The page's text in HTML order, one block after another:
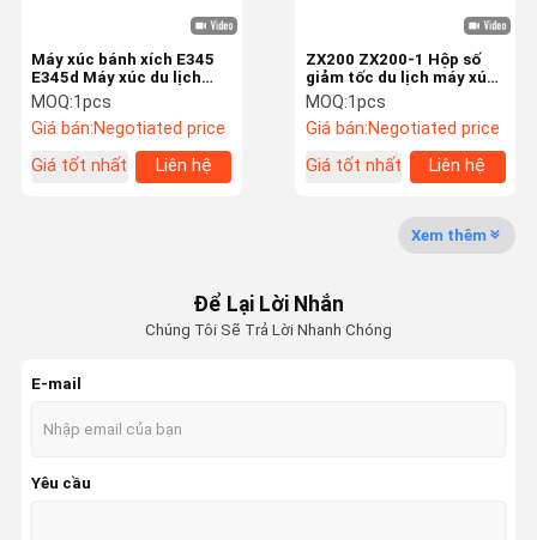
Sản Phẩm Về Chúng Tôi
Chuyến
Tham Quan
Kiểm Soát
Chất Lượng
Liên Hệ Với
Tin Tức
ZX200 ZX200-1 Hộp số
giảm tốc du lịch máy xúc
đào 9195447
MOQ:1pcs
Giá bán:Negotiated price
Giá tốt nhất
Liên hệ
Máy xúc bánh xích E345
E345d Máy xúc du lịch
Hộp số 345d 1679887
Hộp số giảm tốc du lịch
MOQ:1pcs
Giá bán:Negotiated price
Giá tốt nhất
Liên hệ
Xem thêm
Để Lại Lời Nhắn
Chúng Tôi Sẽ Trả Lời Nhanh Chóng
E-mail
Yêu cầu